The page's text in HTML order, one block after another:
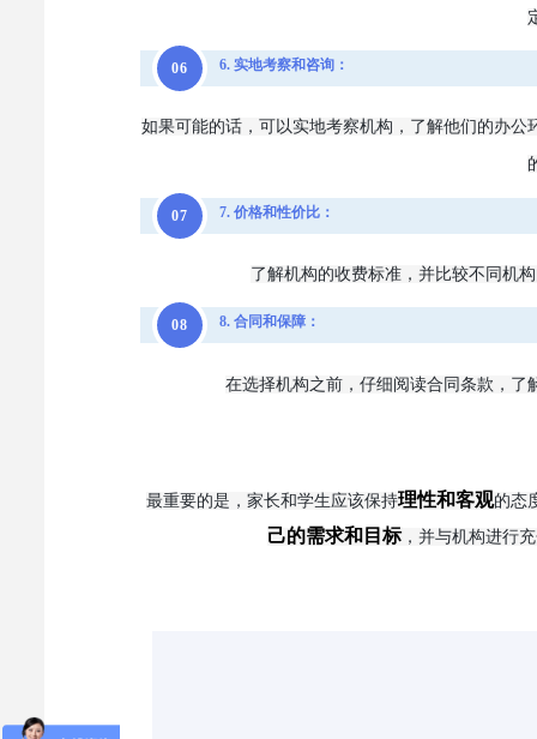
06 6. 实地考察和咨询：
如果可能的话，可以实地考察机构，了解他们的办
07 7. 价格和性价比：
了解机构的收费标准，并比较不同机
08 8. 合同和保障：
在选择机构之前，仔细阅读合同条款，
最重要的是，家长和学生应该保持理性和客观的态
己的需求和目标，并与机构进行